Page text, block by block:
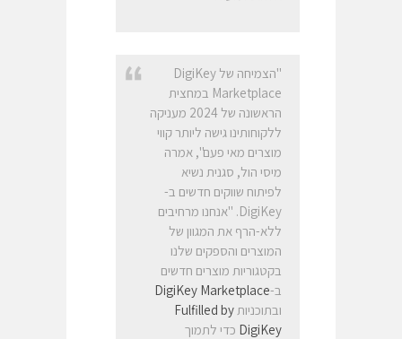
"הצמיחה של DigiKey
Marketplace במחצית
הראשונה של 2024 מעניקה
ללקוחותינו גישה ליותר קווי
מוצרים מאי פעם", אמרה
מיסי הול, סגנית נשיא
לפיתוח שווקים חדשים ב-
DigiKey‏. "אנחנו מרחיבים
ללא-הרף את המגוון של
המוצרים והספקים שלנו
בקטגוריות מוצרים חדשים
ב-DigiKey Marketplace‏
ובתוכניות Fulfilled by
DigiKey‏ כדי לתמוך